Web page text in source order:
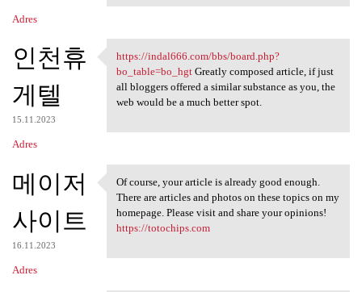
Adres
인천휴
게텔
15.11.2023
Adres
https://indal666.com/bbs
https://indal666.com/bbs/board.php?
bo_table=bo_hgtGreatly composed article, if just
all bloggers offered a similar substance as you, the
web would be a much better spot.
메이저
사이트
16.11.2023
Adres
Of course, your article is
Of course, your article is already good enough.
There are articles and photos on these topics on my
homepage. Please visit and share your opinions!
https://totochips.com